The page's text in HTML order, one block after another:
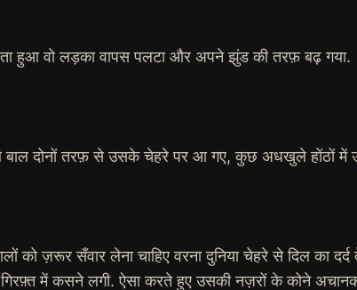
हुआ वो लड़का वापस पलटा और अपने झुंड की तरफ़ बढ़ गया.
बाल दोनों तरफ़ से उसके चेहरे पर आ गए, कुछ अधखुले
को ज़रूर सँवार लेना चाहिए वरना दुनिया चेहरे से दिल का
में कसने लगी. ऐसा करते हुए उसकी नज़रों के कोने